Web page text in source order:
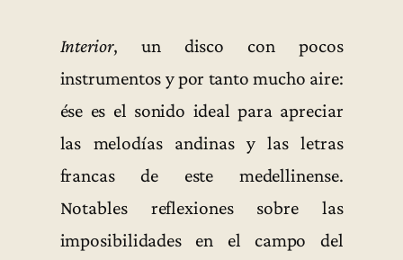
Interior, un disco con pocos
instrumentos y por tanto mucho aire:
ése es el sonido ideal para apreciar
las melodías andinas y las letras
francas de este medellinense.
Notables reflexiones sobre las
imposibilidades en el campo del